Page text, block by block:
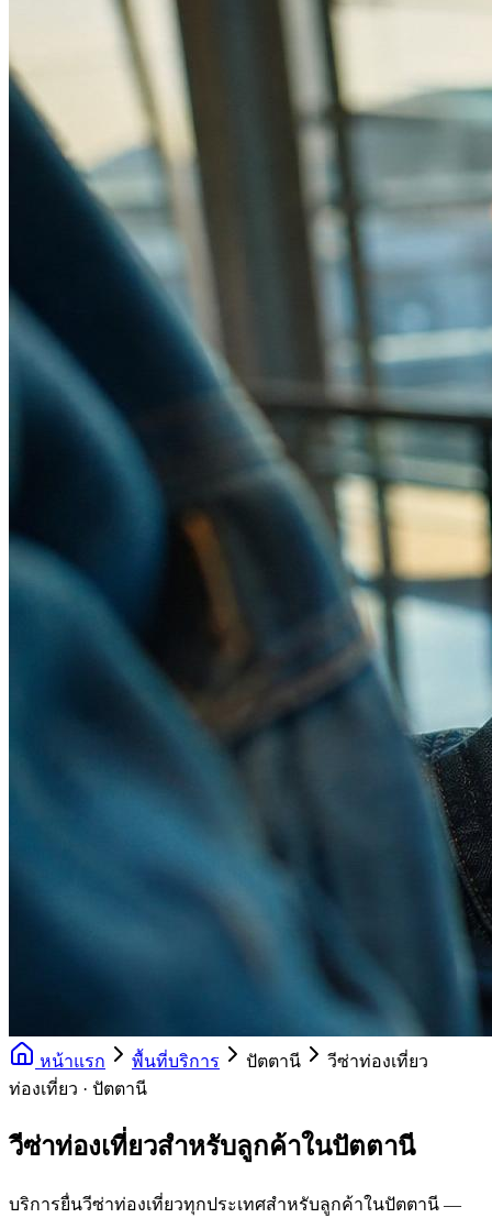
หน้าแรก พื้นที่บริการ ปัตตานี
วีซ่าท่องเที่ยว
ท่องเที่ยว · ปัตตานี
วีซ่าท่องเที่ยวสำหรับลูกค้าในปัตตานี
บริการยื่นวีซ่าท่องเที่ยวทุกประเทศสำหรับลูกค้าในปัตตานี —